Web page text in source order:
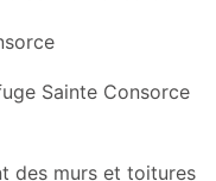
Sainte Consorce
des murs et toitures